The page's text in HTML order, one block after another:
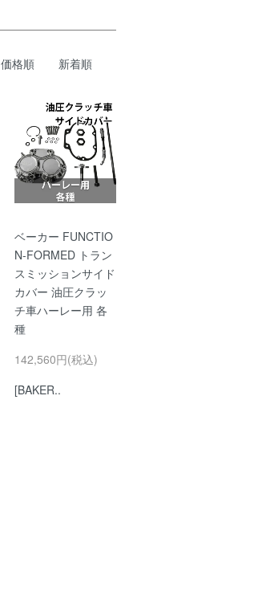
価格順 新着順
ベーカー FUNCTIO
N-FORMED トラン
スミッションサイド
カバー 油圧クラッ
チ車ハーレー用 各
種
142,560円(税込)
[BAKER..